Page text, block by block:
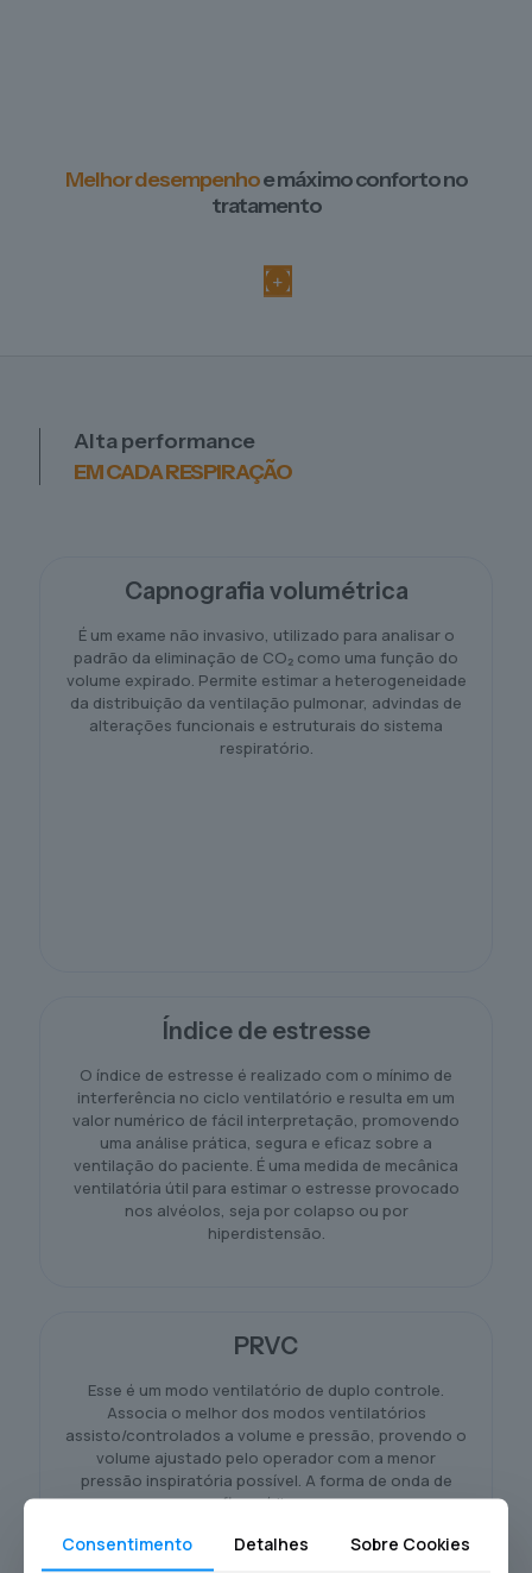
Melhor desempenhoe máximo conforto no
tratamento
Alta performance
EM CADA RESPIRAÇÃO
Capnografia volumétrica
É um exame não invasivo, utilizado para analisar o
padrão da eliminação de CO₂ como uma função do
volume expirado. Permite estimar a heterogeneidade
da distribuição da ventilação pulmonar, advindas de
alterações funcionais e estruturais do sistema
respiratório.
Índice de estresse
O índice de estresse é realizado com o mínimo de
interferência no ciclo ventilatório e resulta em um
valor numérico de fácil interpretação, promovendo
uma análise prática, segura e eficaz sobre a
ventilação do paciente. É uma medida de mecânica
ventilatória útil para estimar o estresse provocado
nos alvéolos, seja por colapso ou por
hiperdistensão.
PRVC
Esse é um modo ventilatório de duplo controle.
Associa o melhor dos modos ventilatórios
assisto/controlados a volume e pressão, provendo o
volume ajustado pelo operador com a menor
pressão inspiratória possível. A forma de onda de
fluxo é livre.
Consentimento Detalhes Sobre Cookies